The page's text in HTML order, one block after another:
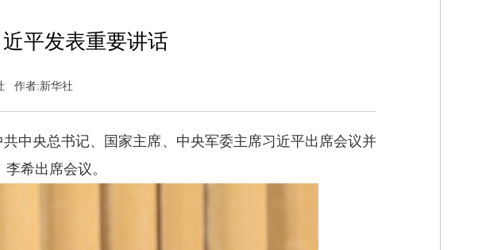
平发表重要讲话
作者:新华社
中央总书记、国家主席、中央军委主席习近平出席会议并
希出席会议。